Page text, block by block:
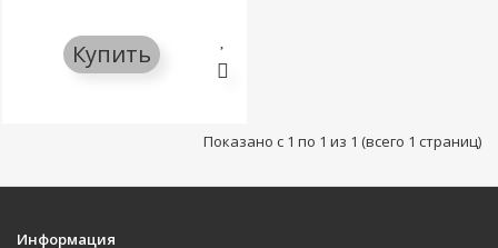
Купить
Показано с 1 по 1 из 1 (всего 1 страниц)
Информация